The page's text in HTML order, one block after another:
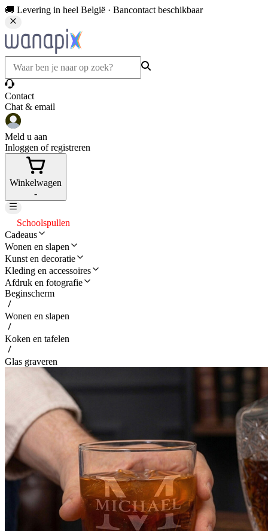
🚚 Levering in heel België · Bancontact beschikbaar
Contact
Chat & email
Meld u aan
Inloggen of registreren
Winkelwagen
-
Schoolspullen
Cadeaus
Wonen en slapen
Kunst en decoratie
Kleding en accessoires
Afdruk en fotografie
Beginscherm
Wonen en slapen
Koken en tafelen
Glas graveren